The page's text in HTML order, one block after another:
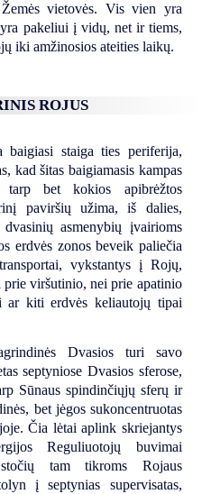
vietovės. Vis vien yra
pakeliui į vidų, net ir tiems,
iki amžinosios ateities laikų.
ROJUS
baigiasi staiga ties periferija,
kad šitas baigiamasis kampas
tarp bet kokios apibrėžtos
paviršių užima, iš dalies,
asmenybių įvairioms
erdvės zonos beveik paliečia
vykstantys į Rojų,
prie viršutinio, nei prie apatinio
ar kiti erdvės keliautojų tipai
Dvasios turi savo
septyniose Dvasios sferose,
Sūnaus spindinčiųjų sferų ir
bet jėgos sukoncentruotas
Čia lėtai aplink skriejantys
Reguliuotojų buvimai
tam tikroms Rojaus
į septynias supervisatas,